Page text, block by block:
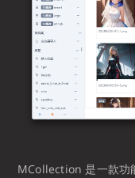
MCollection 是一款功